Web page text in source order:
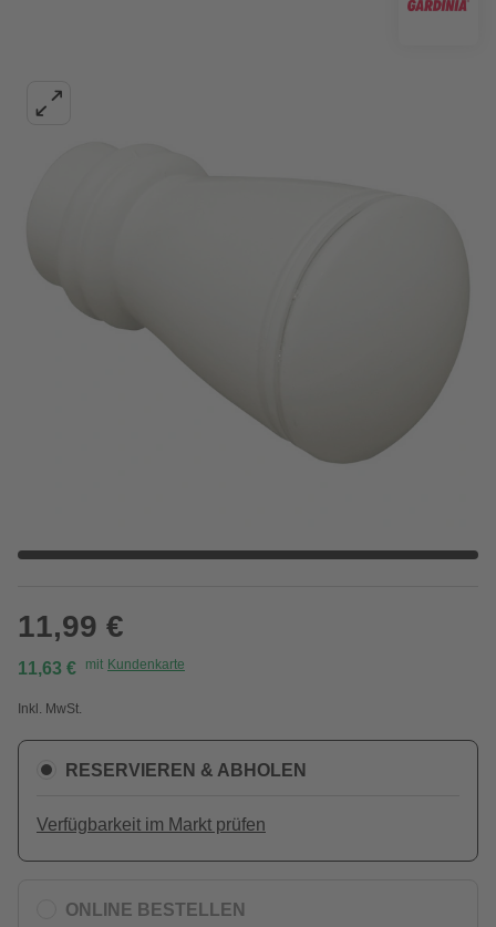
11,99 €
11,63 € mit Kundenkarte
Inkl. MwSt.
RESERVIEREN & ABHOLEN
Verfügbarkeit im Markt prüfen
ONLINE BESTELLEN